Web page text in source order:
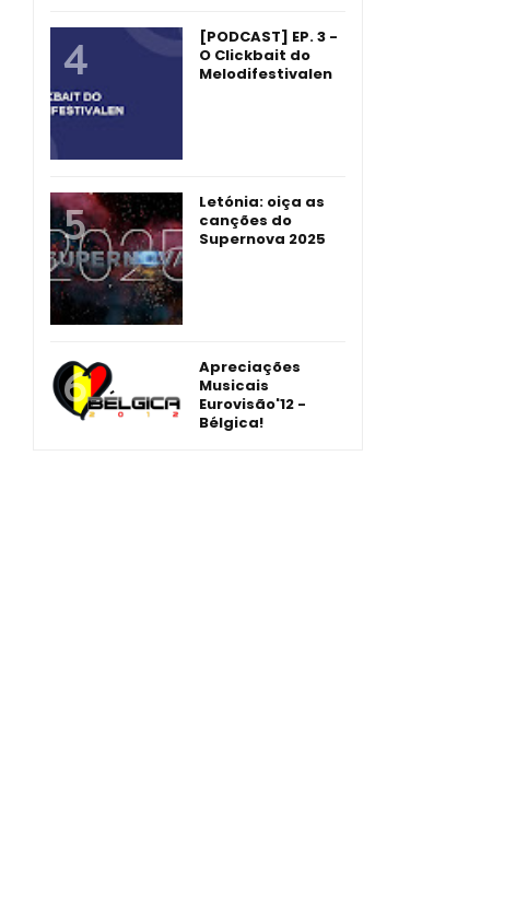
[PODCAST] EP. 3 -
O Clickbait do
Melodifestivalen
Letónia: oiça as
canções do
Supernova 2025
Apreciações
Musicais
Eurovisão'12 -
Bélgica!